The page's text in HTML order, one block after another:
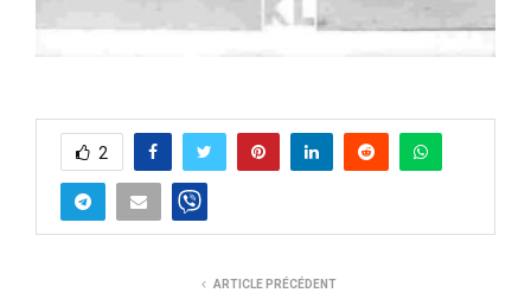
2
ARTICLE PRÉCÉDENT